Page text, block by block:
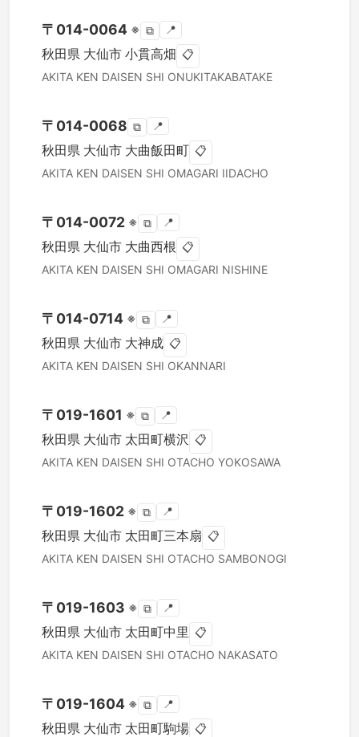
〒 014-0064 ※ ⧉ 📍
秋田県 大仙市 小貫高畑 📋
AKITA KEN DAISEN SHI ONUKITAKABATAKE
〒 014-0068 ⧉ 📍
秋田県 大仙市 大曲飯田町 📋
AKITA KEN DAISEN SHI OMAGARI IIDACHO
〒 014-0072 ※ ⧉ 📍
秋田県 大仙市 大曲西根 📋
AKITA KEN DAISEN SHI OMAGARI NISHINE
〒 014-0714 ※ ⧉ 📍
秋田県 大仙市 大神成 📋
AKITA KEN DAISEN SHI OKANNARI
〒 019-1601 ※ ⧉ 📍
秋田県 大仙市 太田町横沢 📋
AKITA KEN DAISEN SHI OTACHO YOKOSAWA
〒 019-1602 ※ ⧉ 📍
秋田県 大仙市 太田町三本扇 📋
AKITA KEN DAISEN SHI OTACHO SAMBONOGI
〒 019-1603 ※ ⧉ 📍
秋田県 大仙市 太田町中里 📋
AKITA KEN DAISEN SHI OTACHO NAKASATO
〒 019-1604 ※ ⧉ 📍
秋田県 大仙市 太田町駒場 📋